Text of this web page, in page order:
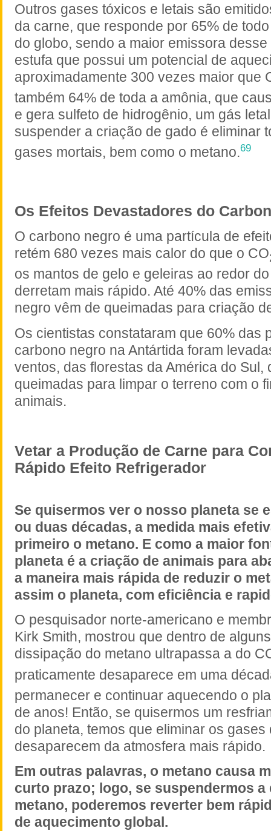
Outros gases tóxicos e letais são
da carne, que responde por 65% de
do globo, sendo a maior emissora
estufa que possui um potencial de
aproximadamente 300 vezes maior que
também 64% de toda a amônia, que
e gera sulfeto de hidrogênio, um gás
suspender a criação de gado é eliminar
gases mortais, bem como o metano.69
Os Efeitos Devastadores do
O carbono negro é uma partícula de
retém 680 vezes mais calor do que o CO
os mantos de gelo e geleiras ao redor
derretam mais rápido. Até 40% das
negro vêm de queimadas para criação
Os cientistas constataram que 60% das
carbono negro na Antártida foram
ventos, das florestas da América do Sul,
queimadas para limpar o terreno com o
animais.
Vetar a Produção de Carne para
Rápido Efeito Refrigerador
Se quisermos ver o nosso planeta se
ou duas décadas, a medida mais
primeiro o metano. E como a maior
planeta é a criação de animais para
a maneira mais rápida de reduzir o
assim o planeta, com eficiência e
O pesquisador norte-americano e
Kirk Smith, mostrou que dentro de
dissipação do metano ultrapassa a do
praticamente desaparece em uma
permanecer e continuar aquecendo o
de anos! Então, se quisermos um
do planeta, temos que eliminar os gases
desaparecem da atmosfera mais rápido.
Em outras palavras, o metano causa
curto prazo; logo, se suspendermos a
metano, poderemos reverter bem
de aquecimento global.